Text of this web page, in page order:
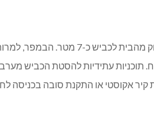
הבמפר מותקן על כביש ינוח כ-30 מטר לפני הפניה לרחוב חרצית
התנועה העיקרי נגרם ע"י רכב מינוח. תוכניות עתידיות
קיר אקוסטי או התקנת סובה